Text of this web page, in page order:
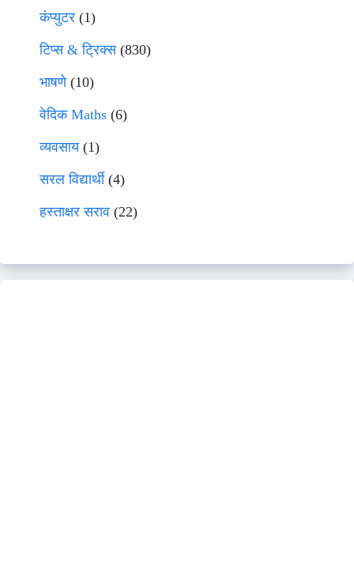
कंप्युटर (1)
टिप्स & ट्रिक्स(830)
भाषणे(10)
वेदिक Maths (6)
व्यवसाय(1)
सरल विद्यार्थी(4)
हस्ताक्षर सराव (22)